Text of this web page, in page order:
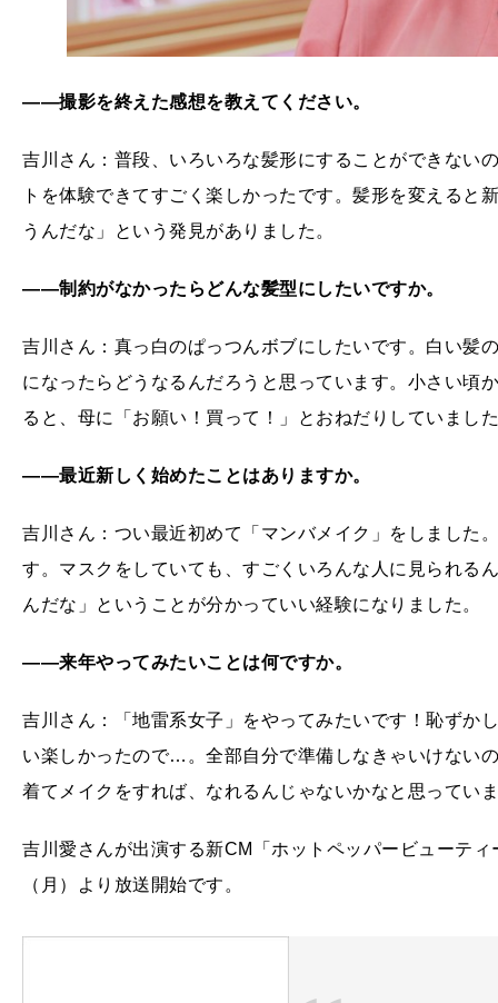
――撮影を終えた感想を教えてください。
吉川さん：普段、いろいろな髪形にすることができない
トを体験できてすごく楽しかったです。髪形を変えると
うんだな」という発見がありました。
――制約がなかったらどんな髪型にしたいですか。
吉川さん：真っ白のぱっつんボブにしたいです。白い髪
になったらどうなるんだろうと思っています。小さい頃
ると、母に「お願い！買って！」とおねだりしていまし
――最近新しく始めたことはありますか。
吉川さん：つい最近初めて「マンバメイク」をしました
す。マスクをしていても、すごくいろんな人に見られる
んだな」ということが分かっていい経験になりました。
――来年やってみたいことは何ですか。
吉川さん：「地雷系女子」をやってみたいです！恥ず
い楽しかったので…。全部自分で準備しなきゃいけない
着てメイクをすれば、なれるんじゃないかなと思ってい
吉川愛さんが出演する新CM「ホットペッパービューテ
（月）より放送開始です。